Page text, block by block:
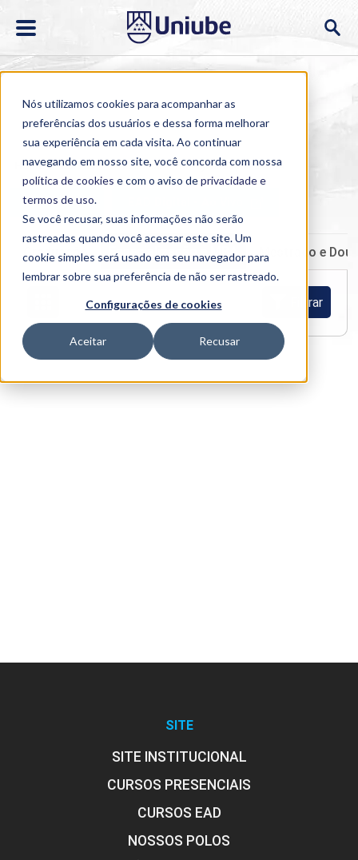
Nós utilizamos cookies para acompanhar as
preferências dos usuários e dessa forma melhorar
sua experiência em cada visita. Ao continuar
navegando em nosso site, você concorda com nossa
política de cookies e com o aviso deprivacidade e
termos de uso.
Se você recusar, suas informações não serão
rastreadas quando você acessar este site. Um
cookie simples será usado em seu navegador para
lembrar sobre sua preferência de não ser rastreado.
Configurações de cookies
Aceitar Recusar
Home > Cursos > Presencial >Pós-graduação e MBA
Ao-vivo
Graduação Especialização e MBA Mestrado e
Filtrar
SITE
SITE INSTITUCIONAL
CURSOS PRESENCIAIS
CURSOS EAD
NOSSOS POLOS